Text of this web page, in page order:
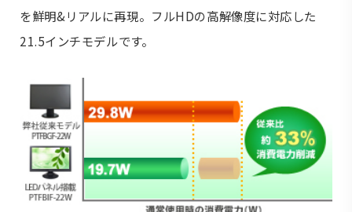
を鮮明&リアルに再現。フルHDの高解像度に対応した
21.5インチモデルです。